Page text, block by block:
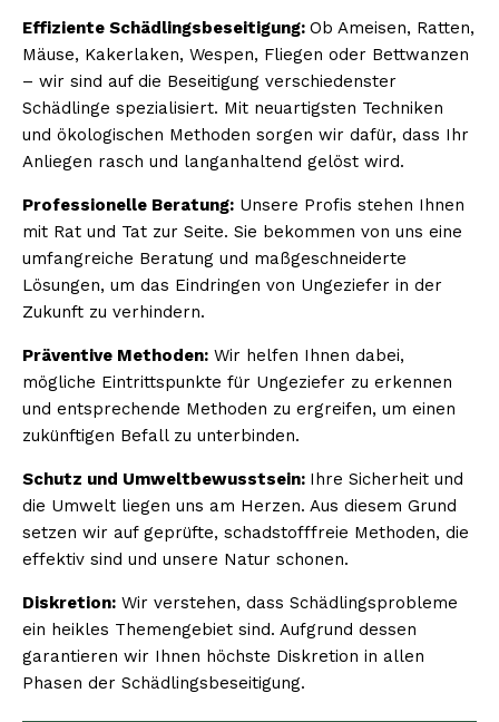
Effiziente Schädlingsbeseitigung: Ob Ameisen, Ratten,
Mäuse, Kakerlaken, Wespen, Fliegen oder Bettwanzen
– wir sind auf die Beseitigung verschiedenster
Schädlinge spezialisiert. Mit neuartigsten Techniken
und ökologischen Methoden sorgen wir dafür, dass Ihr
Anliegen rasch und langanhaltend gelöst wird.
Professionelle Beratung: Unsere Profis stehen Ihnen
mit Rat und Tat zur Seite. Sie bekommen von uns eine
umfangreiche Beratung und maßgeschneiderte
Lösungen, um das Eindringen von Ungeziefer in der
Zukunft zu verhindern.
Präventive Methoden: Wir helfen Ihnen dabei,
mögliche Eintrittspunkte für Ungeziefer zu erkennen
und entsprechende Methoden zu ergreifen, um einen
zukünftigen Befall zu unterbinden.
Schutz und Umweltbewusstsein: Ihre Sicherheit und
die Umwelt liegen uns am Herzen. Aus diesem Grund
setzen wir auf geprüfte, schadstofffreie Methoden, die
effektiv sind und unsere Natur schonen.
Diskretion: Wir verstehen, dass Schädlingsprobleme
ein heikles Themengebiet sind. Aufgrund dessen
garantieren wir Ihnen höchste Diskretion in allen
Phasen der Schädlingsbeseitigung.